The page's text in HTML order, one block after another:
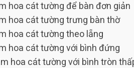
hoa cát tường để bàn đơn giản
hoa cát tường trưng bàn thờ
hoa cát tường theo lẵng
hoa cát tường với bình đứng
hoa cát tường với bình tròn